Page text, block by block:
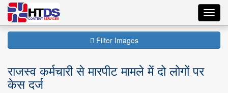
Filter Images
राजस्व कर्मचारी से मारपीट मामले में दो लोगों पर
केस दर्ज